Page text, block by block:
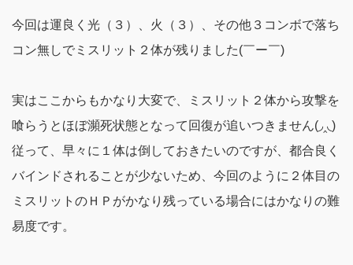
今回は運良く光（３）、火（３）、その他３コンボで落ち
コン無しでミスリット２体が残りました(￣ー￣)
実はここからもかなり大変で、ミスリット２体から攻撃を
喰らうとほぼ瀕死状態となって回復が追いつきません(◞‸◟)
従って、早々に１体は倒しておきたいのですが、都合良く
バインドされることが少ないため、今回のように２体目の
ミスリットのＨＰがかなり残っている場合にはかなりの難
易度です。